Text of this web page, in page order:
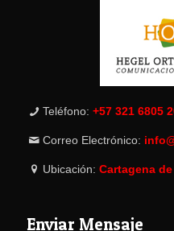
Teléfono: +57 321 6805
Correo Electrónico:
Ubicación: Cartagena
Enviar Mensaje